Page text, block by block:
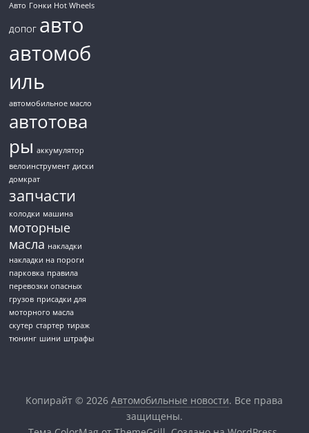
Авто Гонки Hot Wheels
ДОПОГ авто
автомоб
иль
автомобильное масло
автотова
ры аккумулятор
велоинструмент диски
домкрат
запчасти
колодки машина
моторные
масла накладки
накладки на пороги
парковка правила
перевозки опасных
грузов присадки для
моторного масла
скутер стартер тираж
тюнинг шини штрафы
Копирайт © 2026Автомобильные новости. Все права
защищены.